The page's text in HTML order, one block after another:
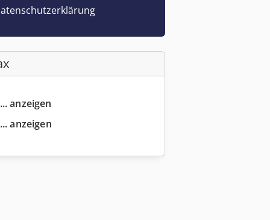
anzeigen
anzeigen